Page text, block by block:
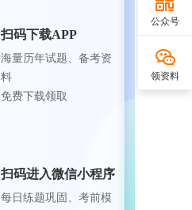
扫码下载APP
海量历年试题、备考资
料
免费下载领取
扫码进入微信小程序
每日练题巩固、考前模
公众号
领资料